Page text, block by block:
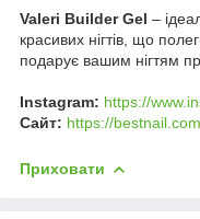
Valeri Builder Gel –
красивих нігтів, що
подарує вашим нігтям
Instagram: https://
Сайт: https://
Приховати